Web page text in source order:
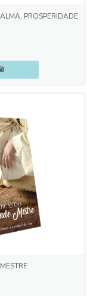
PROSPERIDADE